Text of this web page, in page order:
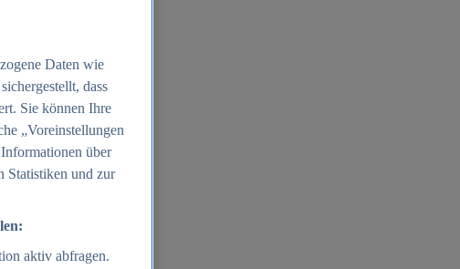
Daten wie
dass
Sie können Ihre
„Voreinstellungen
über
Statistiken und zur
aktiv abfragen.